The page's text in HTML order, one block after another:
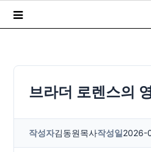
브라더 로렌스의
작성자김동원목사작성일2026-